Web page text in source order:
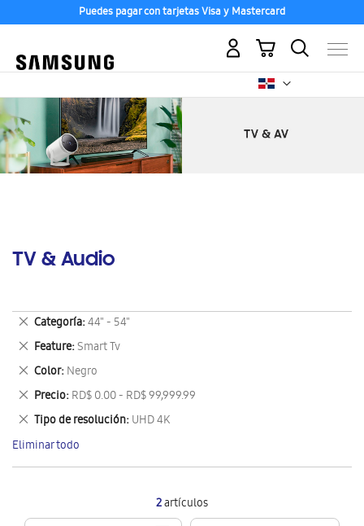
Puedes pagar con tarjetas Visa y Mastercard
Mi carrito
TV & Audio
2artículos
Categoría 44" - 54"
Eliminar
este
artículo
Feature Smart Tv
Eliminar
este
artículo
Color Negro
Eliminar
este
artículo
Precio RD$ 0.00 - RD$ 99,999.99
Eliminar
este
artículo
Tipo de resolución UHD 4K
Eliminar
este
artículo
Eliminar todo